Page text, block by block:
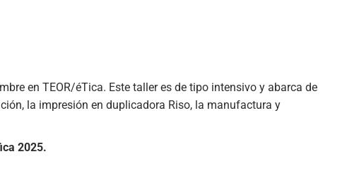
en TEOR/éTica. Este taller es de tipo intensivo y abarca de
la impresión en duplicadora Riso, la manufactura y
2025.